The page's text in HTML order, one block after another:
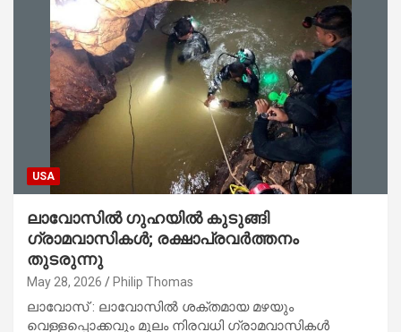
USA
ലാവോസിൽ ഗുഹയിൽ കുടുങ്ങി
ഗ്രാമവാസികൾ; രക്ഷാപ്രവർത്തനം
തുടരുന്നു
May 28, 2026 Philip Thomas
ലാവോസ് : ലാവോസിൽ ശക്തമായ മഴയും
വെള്ളപ്പൊക്കവും മൂലം നിരവധി ഗ്രാമവാസികൾ